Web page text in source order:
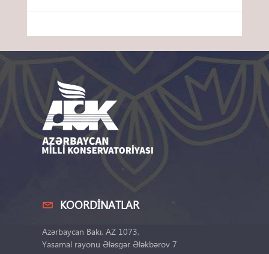
KOORDINATLAR
Azərbaycan Bakı, AZ 1073,
Yasamal rayonu Ələsgər Ələkbərov 7